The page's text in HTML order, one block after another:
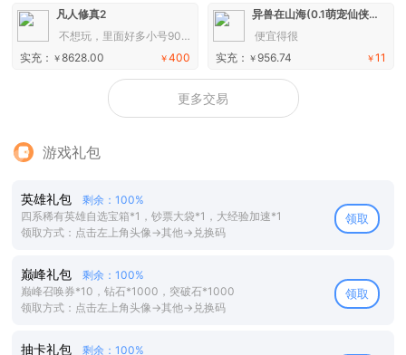
凡人修真2
不想玩，里面好多小号90+以上
￥400
实充： ￥8628.00
异兽在山海(0.1萌宠仙侠高爆版)H5
便宜得很
￥11
实充： ￥956.74
更多交易
游戏礼包
英雄礼包
剩余：100%
四系稀有英雄自选宝箱*1，钞票大袋*1，大经验加速*1
领取方式：点击左上角头像→其他→兑换码
领取
巅峰礼包
剩余：100%
巅峰召唤券*10，钻石*1000，突破石*1000
领取方式：点击左上角头像→其他→兑换码
领取
抽卡礼包
剩余：100%